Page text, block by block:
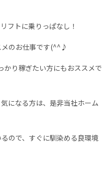
フトに乗りっぱなし！
メのお仕事です(^^♪
かり稼ぎたい方にもおススメで
になる方は、是非当社ホーム
ので、すぐに馴染める良環境